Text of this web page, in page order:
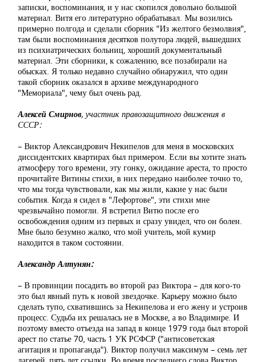
записки, воспоминания, и у нас скопился довольно большой
материал. Витя его литературно обрабатывал. Мы возились
примерно полгода и сделали сборник "Из желтого безмолвия",
там были воспоминания десятков полутора людей, вышедших
из психиатрических больниц, хороший документальный
материал. Эти сборники, к сожалению, все позабирали на
обысках. Я только недавно случайно обнаружил, что один
такой сборник оказался в архиве международного
"Мемориала", чему был очень рад.
Алексей Смирнов, участник правозащитного движения в
СССР:
– Виктор Александрович Некипелов для меня в московских
диссидентских квартирах был примером. Если вы хотите знать
атмосферу того времени, эту гонку, ожидание ареста, то просто
прочитайте Витины стихи, в них передано наиболее точно то,
что мы тогда чувствовали, как мы жили, какие у нас были
события. Когда я сидел в "Лефортове", эти стихи мне
чрезвычайно помогли. Я встретил Витю после его
освобождения одним из первых и сразу увидел, что он болен.
Мне было безумно жалко, что мой учитель, мой кумир
находится в таком состоянии.
Александр Алтунян:
– В провинции посадить во второй раз Виктора – для кого-то
это был явный путь к новой звездочке. Карьеру можно было
сделать тупо, схватившись за Некипелова и его жену и устроив
процесс. Судьба их решалась не в Москве, а во Владимире. И
поэтому вместо отъезда на запад в конце 1979 года был второй
арест по статье 70, часть 1 УК РСФСР ("антисоветская
агитация и пропаганда"). Виктор получил максимум – семь лет